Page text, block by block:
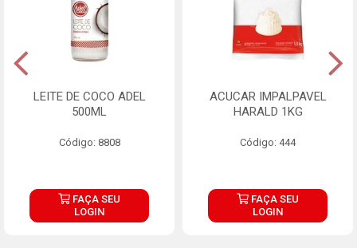
LEITE DE COCO ADEL
500ML
Código: 8808
FAÇA SEU
LOGIN
ACUCAR IMPALPAVEL
HARALD 1KG
Código: 444
FAÇA SEU
LOGIN